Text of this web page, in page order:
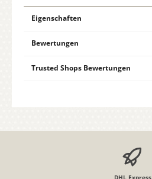
Eigenschaften
Bewertungen
Trusted Shops Bewertungen
DHL Express